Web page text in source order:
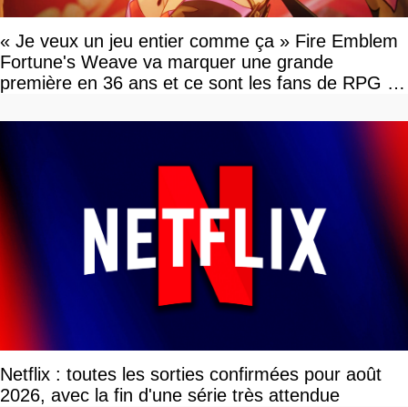
« Je veux un jeu entier comme ça » Fire Emblem
Fortune's Weave va marquer une grande
première en 36 ans et ce sont les fans de RPG en
Netflix : toutes les sorties confirmées pour août
2026, avec la fin d'une série très attendue